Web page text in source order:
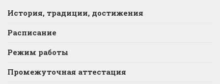
История, традиции, достижения
Расписание
Режим работы
Промежуточная аттестация